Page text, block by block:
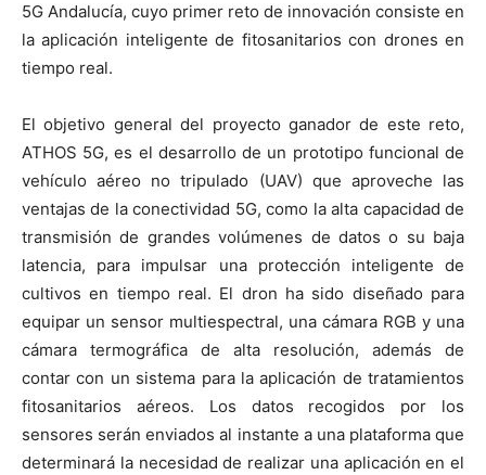
5G Andalucía, cuyo primer reto de innovación consiste en
la aplicación inteligente de fitosanitarios con drones en
tiempo real.
El objetivo general del proyecto ganador de este reto,
ATHOS 5G, es el desarrollo de un prototipo funcional de
vehículo aéreo no tripulado (UAV) que aproveche las
ventajas de la conectividad 5G, como la alta capacidad de
transmisión de grandes volúmenes de datos o su baja
latencia, para impulsar una protección inteligente de
cultivos en tiempo real. El dron ha sido diseñado para
equipar un sensor multiespectral, una cámara RGB y una
cámara termográfica de alta resolución, además de
contar con un sistema para la aplicación de tratamientos
fitosanitarios aéreos. Los datos recogidos por los
sensores serán enviados al instante a una plataforma que
determinará la necesidad de realizar una aplicación en el